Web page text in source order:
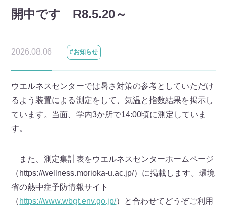
開中です R8.5.20～
2026.08.06 #お知らせ
ウエルネスセンターでは暑さ対策の参考としていただけ
るよう装置による測定をして、気温と指数結果を掲示し
ています。当面、学内3か所で14:00頃に測定していま
す。
また、測定集計表をウエルネスセンターホームページ
（https://wellness.morioka-u.ac.jp/）に掲載します。環境
省の熱中症予防情報サイト
（ https://www.wbgt.env.go.jp/）と合わせてどうぞご利用